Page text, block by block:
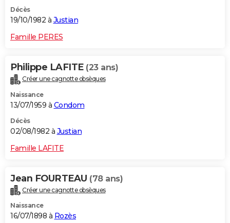
Décès
19/10/1982 à Justian
Famille PERES
Philippe LAFITE (23 ans)
Créer une cagnotte obsèques
Naissance
13/07/1959 à Condom
Décès
02/08/1982 à Justian
Famille LAFITE
Jean FOURTEAU (78 ans)
Créer une cagnotte obsèques
Naissance
16/07/1898 à Rozès